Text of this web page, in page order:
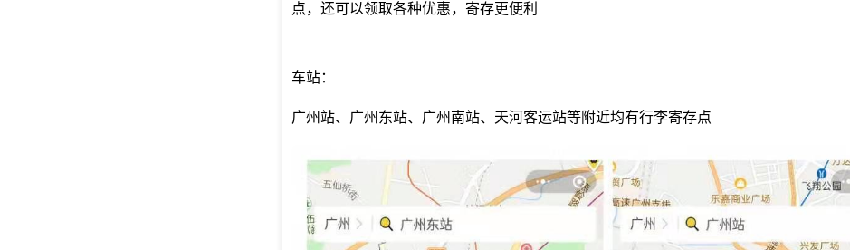
点，还可以领取各种优惠，寄存更便利
车站：
广州站、广州东站、广州南站、天河客运站等附近均有行李寄存点